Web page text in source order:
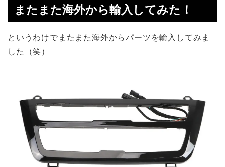
またまた海外から輸入してみた！
というわけでまたまた海外からパーツを輸入してみま
した（笑）